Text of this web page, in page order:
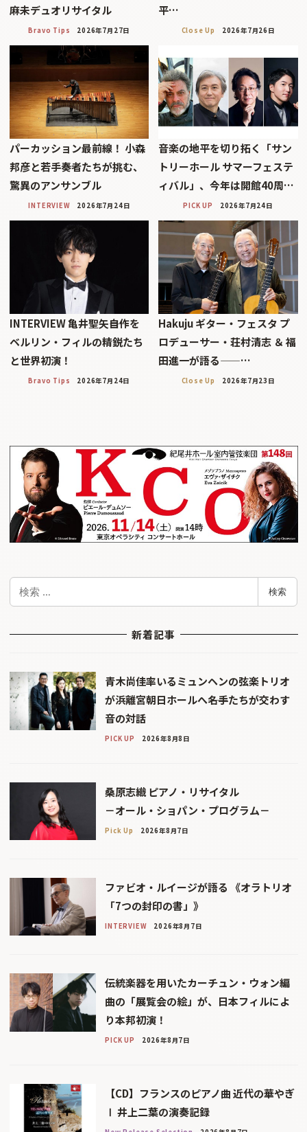
麻未デュオリサイタル
Bravo Tips 2026年7月27日
平…
Close Up 2026年7月26日
パーカッション最前線！ 小森
邦彦と若手奏者たちが挑む、
驚異のアンサンブル
INTERVIEW 2026年7月24日
音楽の地平を切り拓く「サン
トリーホール サマーフェステ
ィバル」、今年は開館40周…
PICK UP 2026年7月24日
INTERVIEW 亀井聖矢――自作を
ベルリン・フィルの精鋭たち
と世界初演！
Bravo Tips 2026年7月24日
Hakuju ギター・フェスタ プ
ロデューサー・荘村清志 ＆ 福
田進一が語る——…
Close Up 2026年7月23日
検索
新着記事
青木尚佳率いるミュンヘンの弦楽トリオ
が浜離宮朝日ホールへ――名手たちが交わす
音の対話
PICK UP 2026年8月8日
桑原志織 ピアノ・リサイタル
－オール・ショパン・プログラム－
Pick Up 2026年8月7日
ファビオ・ルイージが語る 《オラトリオ
「7つの封印の書」》
INTERVIEW 2026年8月7日
伝統楽器を用いたカーチュン・ウォン編
曲の「展覧会の絵」が、日本フィルによ
り本邦初演！
PICK UP 2026年8月7日
【CD】フランスのピアノ曲 近代の華やぎ
Ⅰ 井上二葉の演奏記録